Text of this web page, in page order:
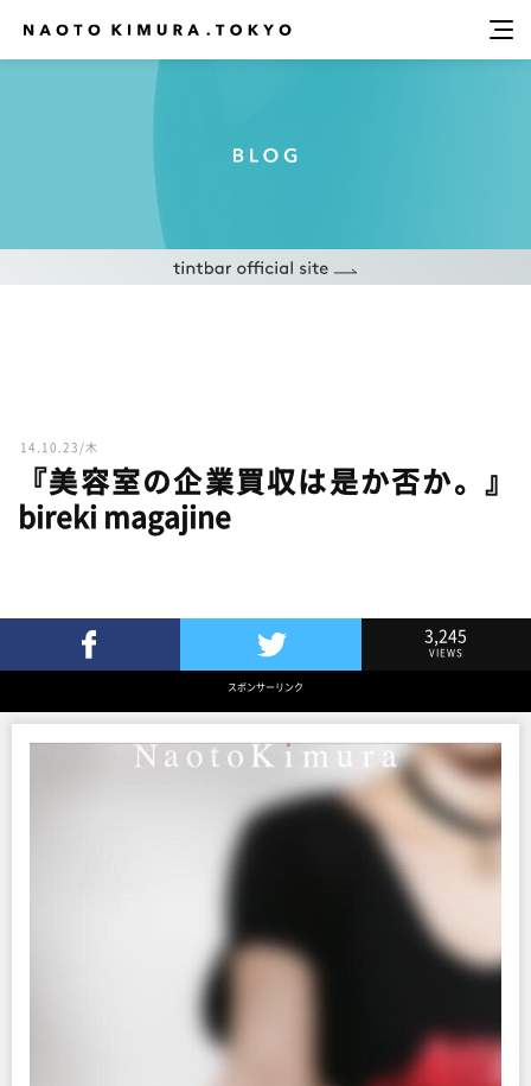
14.10.23/木
『美容室の企業買収は是か否か。』
bireki magajine
Twitterでツイート
3,245
VIEWS
スポンサーリンク